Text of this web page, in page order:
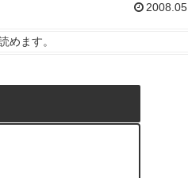
めます。